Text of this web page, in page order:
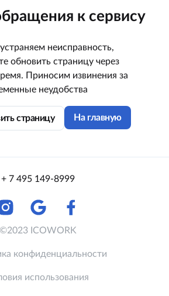
к сервису
неисправность,
обновить страницу через
Приносим извинения за
неудобства
страницу На главную
+ 7 495 149-8999
©2023 ICOWORK
конфиденциальности
использования